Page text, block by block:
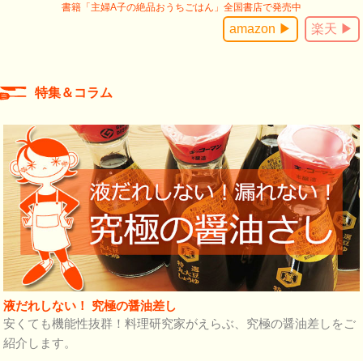
書籍「主婦A子の絶品おうちごはん」全国書店で発売中
楽天 ▶
amazon ▶
特集＆コラム
液だれしない！ 究極の醤油差し
安くても機能性抜群！料理研究家がえらぶ、究極の醤油差しをご
紹介します。